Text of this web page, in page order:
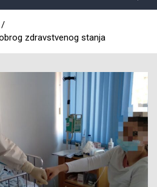
zdravstvenog stanja